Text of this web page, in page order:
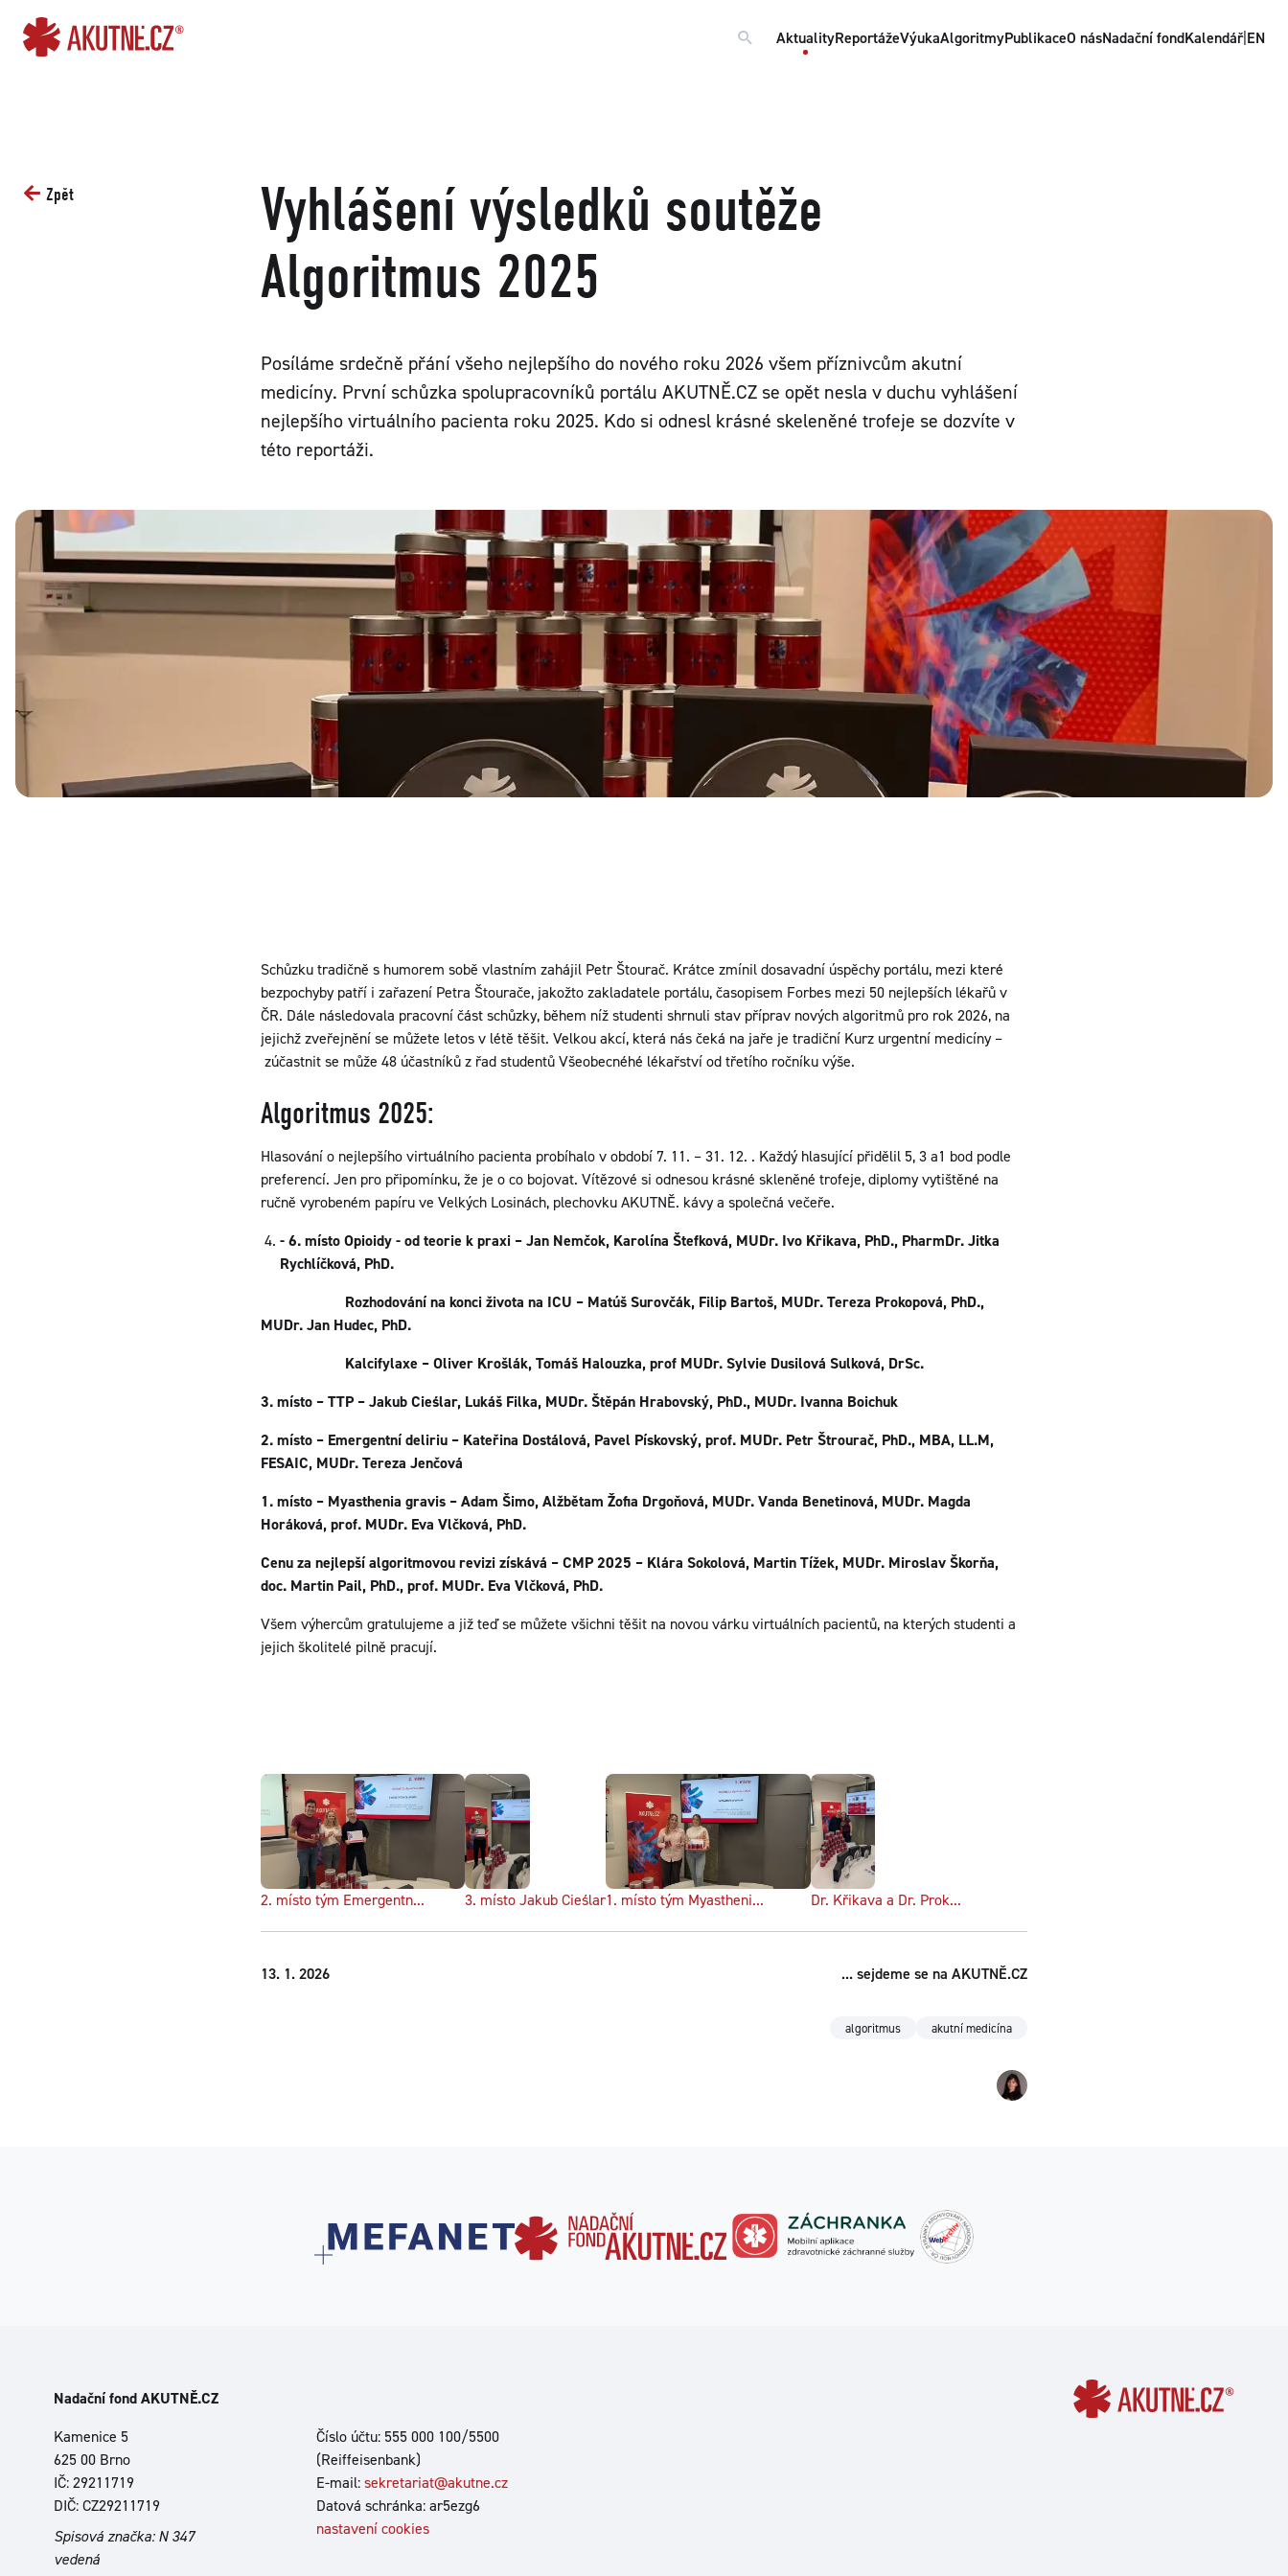
AktualityReportážeVýukaAlgoritmyPublikaceO násNadační fondKalendář|EN
Vyhlášení výsledků soutěže
Algoritmus 2025
Posíláme srdečně přání všeho nejlepšího do nového roku 2026 všem příznivcům akutní
medicíny. První schůzka spolupracovníků portálu AKUTNĚ.CZ se opět nesla v duchu vyhlášení
nejlepšího virtuálního pacienta roku 2025. Kdo si odnesl krásné skeleněné trofeje se dozvíte v
této reportáži.
Schůzku tradičně s humorem sobě vlastním zahájil Petr Štourač. Krátce zmínil dosavadní úspěchy portálu, mezi které
bezpochyby patří i zařazení Petra Štourače, jakožto zakladatele portálu, časopisem Forbes mezi 50 nejlepších lékařů v
ČR. Dále následovala pracovní část schůzky, během níž studenti shrnuli stav příprav nových algoritmů pro rok 2026, na
jejichž zveřejnění se můžete letos v létě těšit. Velkou akcí, která nás čeká na jaře je tradiční Kurz urgentní medicíny –
zúčastnit se může 48 účastníků z řad studentů Všeobecnéhé lékařství od třetího ročníku výše.
Algoritmus 2025:
Hlasování o nejlepšího virtuálního pacienta probíhalo v období 7. 11. – 31. 12. . Každý hlasující přidělil 5, 3 a1 bod podle
preferencí. Jen pro připomínku, že je o co bojovat. Vítězové si odnesou krásné skleněné trofeje, diplomy vytištěné na
ručně vyrobeném papíru ve Velkých Losinách, plechovku AKUTNĚ. kávy a společná večeře.
- 6. místo Opioidy - od teorie kpraxi – Jan Nemčok, Karolína Štefková, MUDr. Ivo Křikava, PhD., PharmDr. Jitka
Rychlíčková, PhD.
Rozhodování na konci života na ICU – Matúš Surovčák, Filip Bartoš, MUDr. Tereza Prokopová, PhD.,
MUDr. Jan Hudec, PhD.
Kalcifylaxe – Oliver Krošlák, Tomáš Halouzka, prof MUDr. Sylvie Dusilová Sulková, DrSc.
3. místo – TTP – Jakub Cieślar, Lukáš Filka, MUDr. Štěpán Hrabovský, PhD., MUDr. Ivanna Boichuk
2. místo – Emergentní deliriu – Kateřina Dostálová, Pavel Pískovský, prof. MUDr. Petr Štrourač, PhD., MBA, LL.M,
FESAIC, MUDr. Tereza Jenčová
1. místo – Myasthenia gravis – Adam Šimo, Alžbětam Žofia Drgoňová, MUDr. Vanda Benetinová, MUDr. Magda
Horáková, prof. MUDr. Eva Vlčková, PhD.
Cenu za nejlepší algoritmovou revizi získává – CMP 2025 – Klára Sokolová, Martin Tížek, MUDr. Miroslav Škorňa,
doc. Martin Pail, PhD., prof. MUDr. Eva Vlčková, PhD.
Všem výhercům gratulujeme a již teď se můžete všichni těšit na novou várku virtuálních pacientů, na kterých studenti a
jejich školitelé pilně pracují.
2. místo tým Emergentn... 3. místo Jakub Cieślar1. místo tým Myastheni... Dr. Křikava a Dr. Prok...
13. 1. 2026 ... sejdeme se na AKUTNĚ.CZ
algoritmus akutní medicína
Zpět
Nadační fond AKUTNĚ.CZ
Kamenice 5
625 00 Brno
IČ: 29211719
DIČ: CZ29211719
Spisová značka: N 347
vedená
Číslo účtu: 555 000 100/5500
(Reiffeisenbank)
E-mail:sekretariat@akutne.cz
Datová schránka: ar5ezg6
nastavení cookies